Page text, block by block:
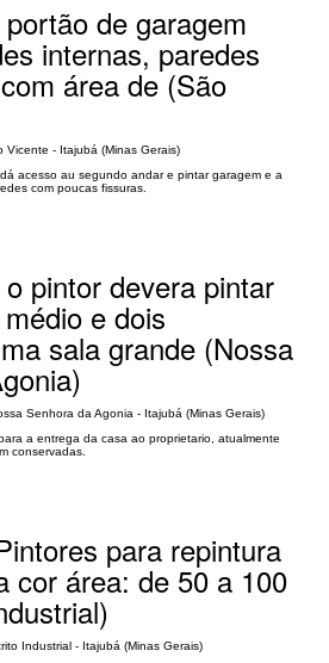
de garagem
internas, paredes
área de (São
- Itajubá (Minas Gerais)
acesso au segundo andar e pintar garagem e a
com poucas fissuras.
pintor devera pintar
e dois
sala grande (Nossa
Senhora da Agonia - Itajubá (Minas Gerais)
a entrega da casa ao proprietario, atualmente
conservadas.
para repintura
cor área: de 50 a 100
Industrial - Itajubá (Minas Gerais)